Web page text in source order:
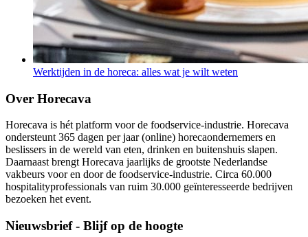
Werktijden in de horeca: alles wat je wilt weten
Over Horecava
Horecava is hét platform voor de foodservice-industrie. Horecava
ondersteunt 365 dagen per jaar (online) horecaondernemers en
beslissers in de wereld van eten, drinken en buitenshuis slapen.
Daarnaast brengt Horecava jaarlijks de grootste Nederlandse
vakbeurs voor en door de foodservice-industrie. Circa 60.000
hospitalityprofessionals van ruim 30.000 geïnteresseerde bedrijven
bezoeken het event.
Nieuwsbrief - Blijf op de hoogte